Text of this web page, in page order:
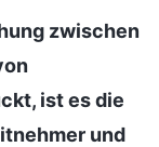
zwischen
ist es die
und